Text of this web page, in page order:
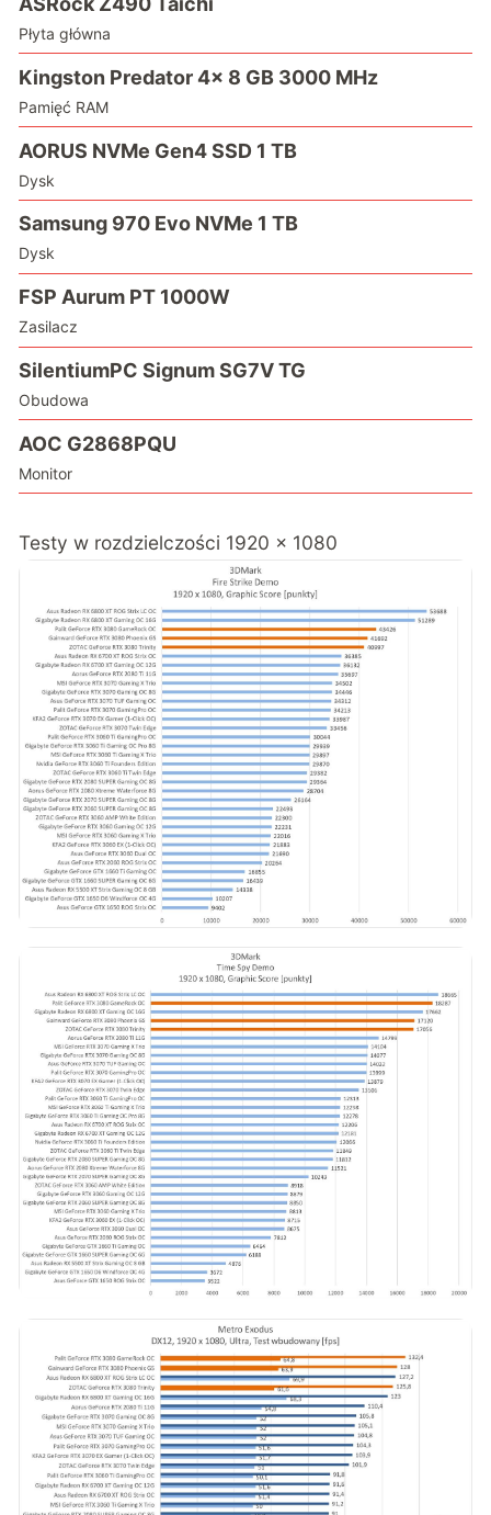
Płyta główna
Pamięć RAM
Kingston Predator 4x 8 GB 3000 MHz
Dysk
AORUS NVMe Gen4 SSD 1 TB
Dysk
Samsung 970 Evo NVMe 1 TB
Zasilacz
FSP Aurum PT 1000W
Obudowa
SilentiumPC Signum SG7V TG
Monitor
AOC G2868PQU
Testy w rozdzielczości 1920 x 1080